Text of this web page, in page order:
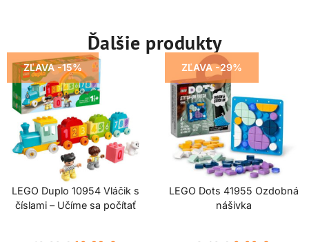
Ďalšie produkty
ZĽAVA -15%
LEGO Duplo 10954 Vláčik s
číslami – Učíme sa počítať
ZĽAVA -29%
LEGO Dots 41955 Ozdobná
nášivka